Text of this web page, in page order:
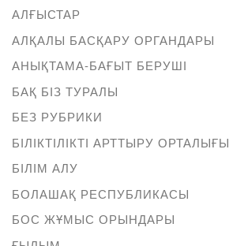
АЛҒЫСТАР
АЛҚАЛЫ БАСҚАРУ ОРГАНДАРЫ
АНЫҚТАМА-БАҒЫТ БЕРУШІ
БАҚ БІЗ ТУРАЛЫ
БЕЗ РУБРИКИ
БІЛІКТІЛІКТІ АРТТЫРУ ОРТАЛЫҒЫ
БІЛІМ АЛУ
БОЛАШАҚ РЕСПУБЛИКАСЫ
БОС ЖҰМЫС ОРЫНДАРЫ